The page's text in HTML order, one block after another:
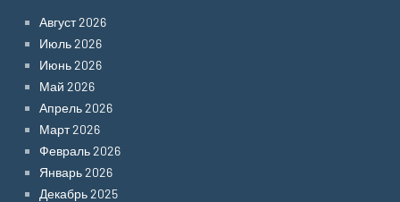
Август 2026
Июль 2026
Июнь 2026
Май 2026
Апрель 2026
Март 2026
Февраль 2026
Январь 2026
Декабрь 2025